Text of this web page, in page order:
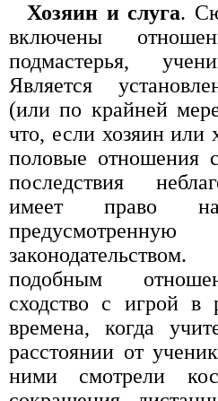
Хозяин и слуга.
включены
подмастерья,
Является
(или по крайней
что, если хозяин или
половые отношения
последствия
имеет право на
подобным
сходство с игрой в
времена, когда
расстоянии от
ними смотрели